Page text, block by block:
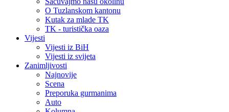
O Tuzlanskom kantonu
Kutak za mlade TK
TK - turistička oaza
Vijesti
Vijesti iz BiH
Vijesti iz svijeta
Zanimljivosti
Najnovije
Scena
Preporuka gurmanima
Auto